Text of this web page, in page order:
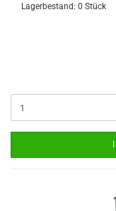
Lagerbestand: 0 Stück